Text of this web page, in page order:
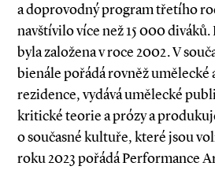
a doprovodný program třetího
navštívilo více než 15 000
byla založena v roce 2002. V
bienále pořádá rovněž umělecké
rezidence, vydává umělecké
kritické teorie a prózy a
o současné kultuře, které jsou
roku 2023 pořádá Performance